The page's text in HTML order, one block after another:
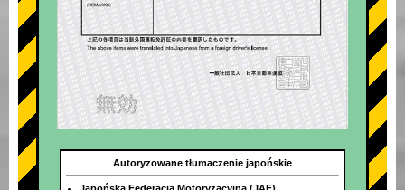
Autoryzowane tłumaczenie japońskie